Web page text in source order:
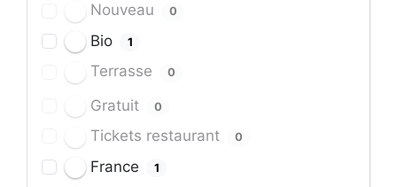
Nouveau 0
Bio 1
Terrasse 0
Gratuit 0
Tickets restaurant 0
France 1